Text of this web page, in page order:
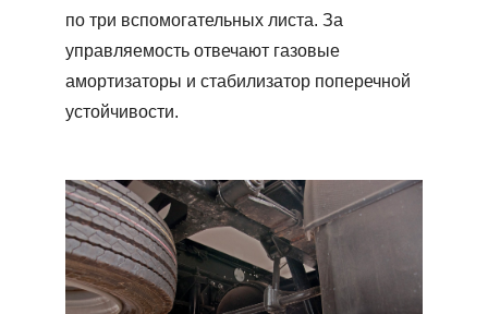
по три вспомогательных листа. За
управляемость отвечают газовые
амортизаторы и стабилизатор поперечной
устойчивости.